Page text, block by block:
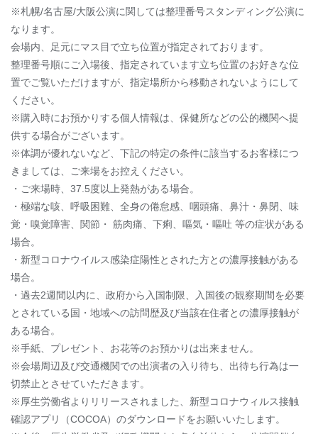
※札幌/名古屋/大阪公演に関しては整理番号スタンディング公演に
なります。
会場内、足元にマス目で立ち位置が指定されております。
整理番号順にご入場後、指定されています立ち位置のお好きな位
置でご覧いただけますが、指定場所から移動されないようにして
ください。
※購入時にお預かりする個人情報は、保健所などの公的機関へ提
供する場合がございます。
※体調が優れないなど、下記の特定の条件に該当するお客様につ
きましては、ご来場をお控えください。
・ご来場時、37.5度以上発熱がある場合。
・極端な咳、呼吸困難、全身の倦怠感、咽頭痛、鼻汁・鼻閉、味
覚・嗅覚障害、関節・ 筋肉痛、下痢、嘔気・嘔吐 等の症状がある
場合。
・新型コロナウイルス感染症陽性とされた方との濃厚接触がある
場合。
・過去2週間以内に、政府から入国制限、入国後の観察期間を必要
とされている国・地域への訪問歴及び当該在住者との濃厚接触が
ある場合。
※手紙、プレゼント、お花等のお預かりは出来ません。
※会場周辺及び交通機関での出演者の入り待ち、出待ち行為は一
切禁止とさせていただきます。
※厚生労働省よりリリースされました、新型コロナウィルス接触
確認アプリ（COCOA）のダウンロードをお願いいたします。